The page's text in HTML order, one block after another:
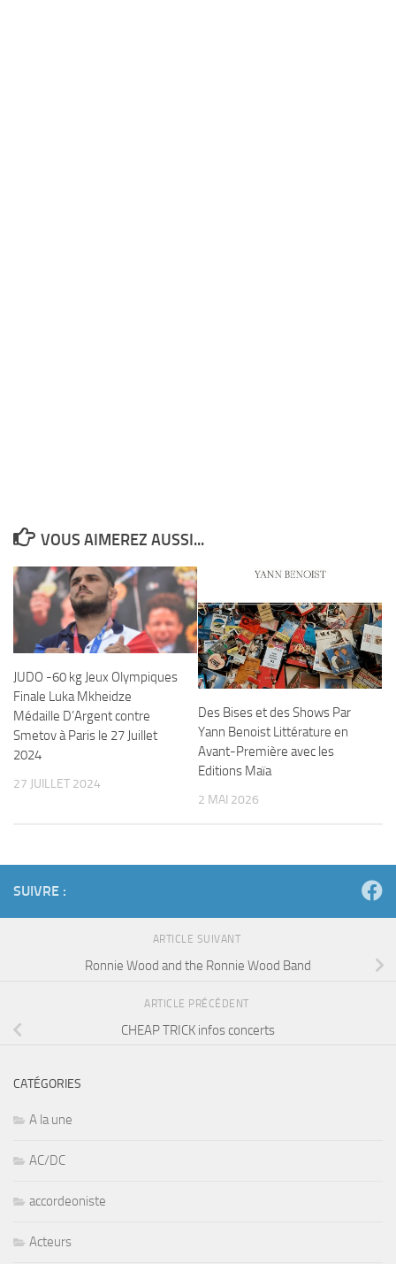
VOUS AIMEREZ AUSSI...
JUDO -60 kg Jeux Olympiques
Finale Luka Mkheidze
Médaille D’Argent contre
Smetov à Paris le 27 Juillet
2024
27 JUILLET 2024
Des Bises et des Shows Par
Yann Benoist Littérature en
Avant-Première avec les
Editions Maïa
2 MAI 2026
SUIVRE :
ARTICLE SUIVANT
Ronnie Wood and the Ronnie Wood Band
ARTICLE PRÉCÉDENT
CHEAP TRICK infos concerts
CATÉGORIES
A la une
AC/DC
accordeoniste
Acteurs